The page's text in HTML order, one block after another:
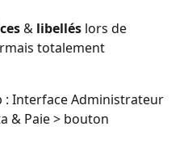
& libellés lors de
totalement
: Interface Administrateur
& Paie > bouton